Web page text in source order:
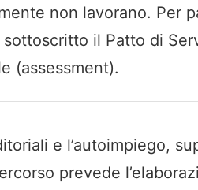
non lavorano. Per
il Patto di
(assessment).
e l’autoimpiego,
prevede